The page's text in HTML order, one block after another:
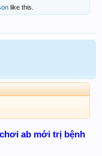
like this.
ab mới trị bệnh